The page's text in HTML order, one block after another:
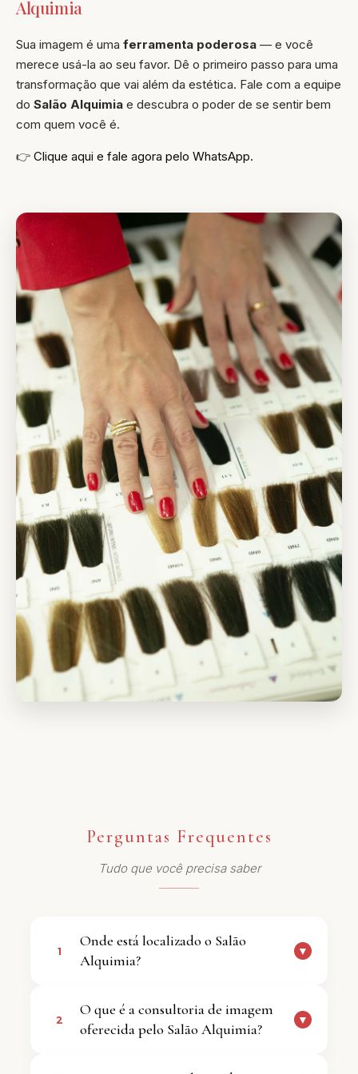
Alquimia
Sua imagem é uma ferramenta poderosa — e você
merece usá-la ao seu favor. Dê o primeiro passo para uma
transformação que vai além da estética. Fale com a equipe
do Salão Alquimia e descubra o poder de se sentir bem
com quem você é.
👉 Clique aqui e fale agora pelo WhatsApp.
Perguntas Frequentes
Tudo que você precisa saber
1
Onde está localizado o Salão
Alquimia?
▼
Saúde, em São Paulo - SP.
2
O que é a consultoria de imagem
oferecida pelo Salão Alquimia?
▼